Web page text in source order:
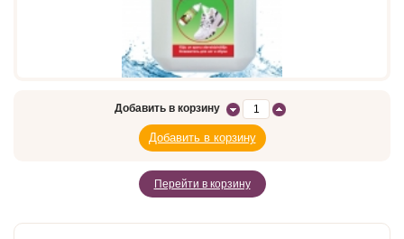
Добавить в корзину
Перейти в корзину